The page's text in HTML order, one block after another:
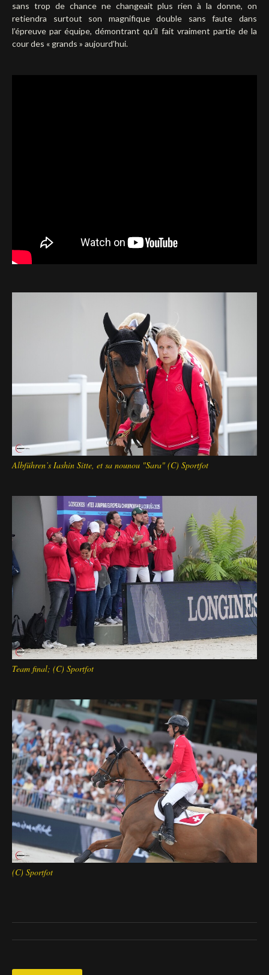
sans trop de chance ne changeait plus rien à la donne, on
retiendra surtout son magnifique double sans faute dans
l’épreuve par équipe, démontrant qu’il fait vraiment partie de la
cour des « grands » aujourd’hui.
Albführen’s Iashin Sitte, et sa nounou "Sara" (C) Sportfot
Team final; (C) Sportfot
(C) Sportfot